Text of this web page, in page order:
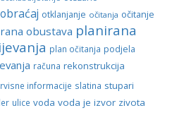
otklanjanje očitanja očitanje
obustava planirana
plan očitanja podjela
računa rekonstrukcija
informacije slatina stupari
ulice voda voda je izvor zivota